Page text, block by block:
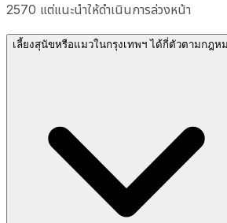
2570 แต่แนะนำให้ดำเนินการล่วงหน้า
เลี้ยงสุนัขหรือแมวในกรุงเทพฯ ได้กี่ตัวตามกฎห